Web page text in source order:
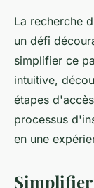
La recherche
un défi
simplifier ce
intuitive,
étapes
processus
en une
Simplifier